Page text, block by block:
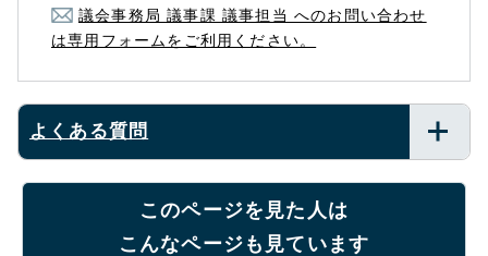
議会事務局 議事課 議事担当 へのお問い合わせ
は専用フォームをご利用ください。
よくある質問
このページを見た人は
こんなページも見ています